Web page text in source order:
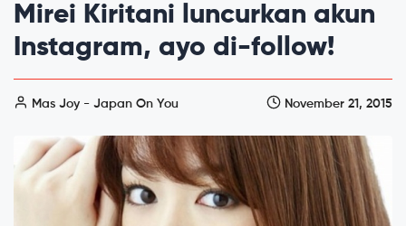
Mirei Kiritani luncurkan akun
Instagram, ayo di-follow!
Mas Joy - Japan On You November 21, 2015